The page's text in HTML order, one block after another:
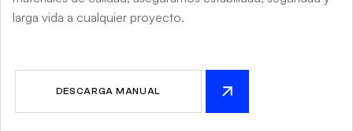
larga vida a cualquier proyecto.
DESCARGA MANUAL